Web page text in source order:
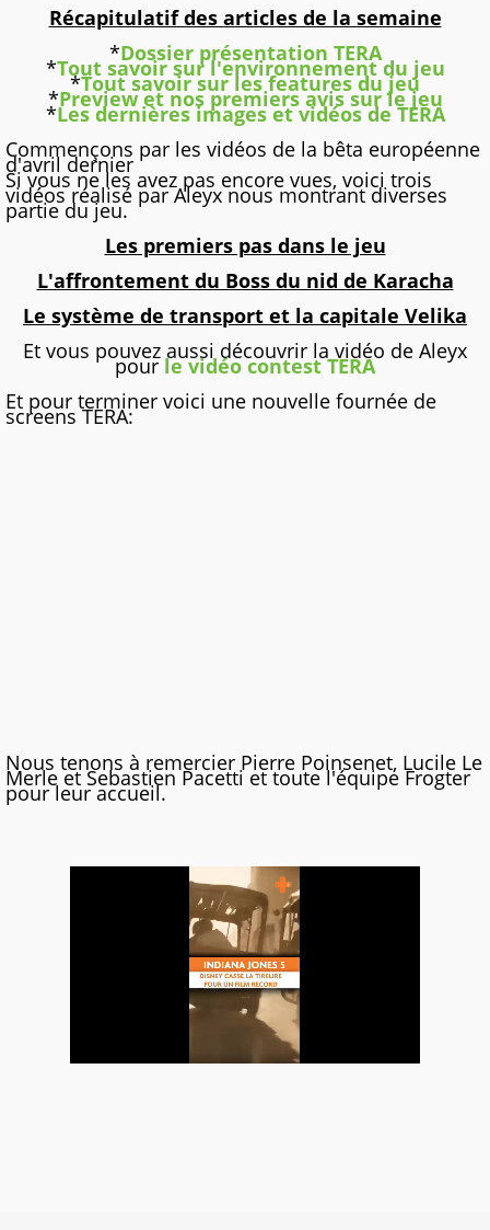
Récapitulatif des articles de la semaine
*Dossier présentation TERA
*Tout savoir sur l'environnement du jeu
*Tout savoir sur les features du jeu
*Preview et nos premiers avis sur le jeu
*Les dernières images et vidéos de TERA
Commençons par les vidéos de la bêta européenne
d'avril dernier
Si vous ne les avez pas encore vues, voici trois
vidéos réalisé par Aleyx nous montrant diverses
partie du jeu.
Les premiers pas dans le jeu
L'affrontement du Boss du nid de Karacha
Le système de transport et la capitale Velika
Et vous pouvez aussi découvrir la vidéo de Aleyx
pourle vidéo contest TERA
Et pour terminer voici une nouvelle fournée de
screens TERA:
Nous tenons à remercier Pierre Poinsenet, Lucile Le
Merle et Sebastien Pacetti et toute l'équipe Frogter
pour leur accueil.